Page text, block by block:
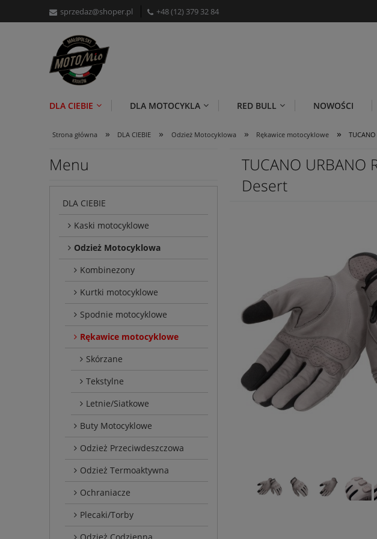
sprzedaz@shoper.pl +48 (12) 379 32 84
DLA CIEBIE DLA MOTOCYKLA RED BULL NOWOŚCI
Strona główna » DLA CIEBIE » Odzież Motocyklowa » Rękawice motocyklowe »
Menu
DLA CIEBIE
Kaski motocyklowe
Odzież Motocyklowa
Kombinezony
Kurtki motocyklowe
Spodnie motocyklowe
Rękawice motocyklowe
Skórzane
Tekstylne
Letnie/Siatkowe
Buty Motocyklowe
Odzież Przeciwdeszczowa
Odzież Termoaktywna
Ochraniacze
Plecaki/Torby
Odzież Codzienna
TUCANO
Desert